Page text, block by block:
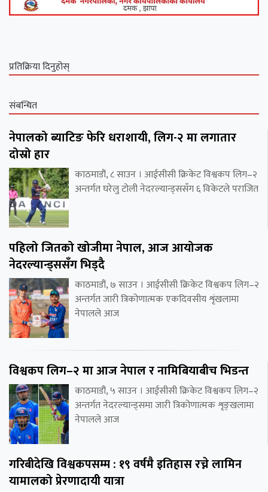
प्रतिक्रिया दिनुहोस्
संबन्धित
नेपालको ब्याटिङ फेरि धराशायी, लिग-२ मा लगातार
दोस्रो हार
काठमाडौं, ८ साउन । आईसीसी क्रिकेट विश्वकप लिग–२
अन्तर्गत घरेलु टोली नेदरल्यान्ड्ससँग ६ विकेटले पराजित
पहिलो जितको खोजीमा नेपाल, आज आयोजक
नेदरल्यान्ड्ससँग भिड्दै
काठमाडौं, ७ साउन । आईसीसी क्रिकेट विश्वकप लिग–२
अन्तर्गत जारी त्रिकोणात्मक एकदिवसीय शृंखलामा
नेपालले आज
विश्वकप लिग–२ मा आज नेपाल र नामिबियाबीच भिडन्त
काठमाडौं, ५ साउन । आईसीसी क्रिकेट विश्वकप लिग–२
अन्तर्गत नेदरल्यान्ड्समा जारी त्रिकोणात्मक शृङ्खलामा
नेपालले आज
गरिबीदेखि विश्वकपसम्म : १९ वर्षमै इतिहास रच्ने लामिन
यामालको प्रेरणादायी यात्रा